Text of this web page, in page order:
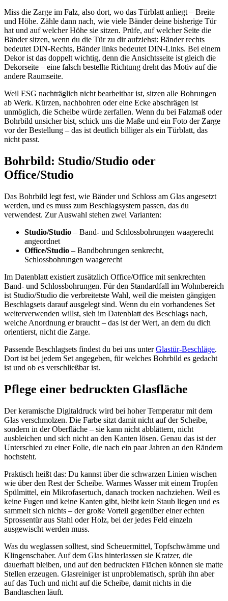
Miss die Zarge im Falz, also dort, wo das Türblatt anliegt – Breite
und Höhe. Zähle dann nach, wie viele Bänder deine bisherige Tür
hat und auf welcher Höhe sie sitzen. Prüfe, auf welcher Seite die
Bänder sitzen, wenn du die Tür zu dir aufziehst: Bänder rechts
bedeutet DIN-Rechts, Bänder links bedeutet DIN-Links. Bei einem
Dekor ist das doppelt wichtig, denn die Ansichtsseite ist gleich die
Dekorseite – eine falsch bestellte Richtung dreht das Motiv auf die
andere Raumseite.
Weil ESG nachträglich nicht bearbeitbar ist, sitzen alle Bohrungen
ab Werk. Kürzen, nachbohren oder eine Ecke abschrägen ist
unmöglich, die Scheibe würde zerfallen. Wenn du bei Falzmaß oder
Bohrbild unsicher bist, schick uns die Maße und ein Foto der Zarge
vor der Bestellung – das ist deutlich billiger als ein Türblatt, das
nicht passt.
Bohrbild: Studio/Studio oder
Office/Studio
Das Bohrbild legt fest, wie Bänder und Schloss am Glas angesetzt
werden, und es muss zum Beschlagsystem passen, das du
verwendest. Zur Auswahl stehen zwei Varianten:
Studio/Studio – Band- und Schlossbohrungen waagerecht
angeordnet
Office/Studio – Bandbohrungen senkrecht,
Schlossbohrungen waagerecht
Im Datenblatt existiert zusätzlich Office/Office mit senkrechten
Band- und Schlossbohrungen. Für den Standardfall im Wohnbereich
ist Studio/Studio die verbreitetste Wahl, weil die meisten gängigen
Beschlagsets darauf ausgelegt sind. Wenn du ein vorhandenes Set
weiterverwenden willst, sieh im Datenblatt des Beschlags nach,
welche Anordnung er braucht – das ist der Wert, an dem du dich
orientierst, nicht die Zarge.
Passende Beschlagsets findest du bei uns unterGlastür-Beschläge.
Dort ist bei jedem Set angegeben, für welches Bohrbild es gedacht
ist und ob es verschließbar ist.
Pflege einer bedruckten Glasfläche
Der keramische Digitaldruck wird bei hoher Temperatur mit dem
Glas verschmolzen. Die Farbe sitzt damit nicht auf der Scheibe,
sondern in der Oberfläche – sie kann nicht abblättern, nicht
ausbleichen und sich nicht an den Kanten lösen. Genau das ist der
Unterschied zu einer Folie, die nach ein paar Jahren an den Rändern
hochsteht.
Praktisch heißt das: Du kannst über die schwarzen Linien wischen
wie über den Rest der Scheibe. Warmes Wasser mit einem Tropfen
Spülmittel, ein Mikrofasertuch, danach trocken nachziehen. Weil es
keine Fugen und keine Kanten gibt, bleibt kein Staub liegen und es
sammelt sich nichts – der große Vorteil gegenüber einer echten
Sprossentür aus Stahl oder Holz, bei der jedes Feld einzeln
ausgewischt werden muss.
Was du weglassen solltest, sind Scheuermittel, Topfschwämme und
Klingenschaber. Auf dem Glas hinterlassen sie Kratzer, die
dauerhaft bleiben, und auf den bedruckten Flächen können sie matte
Stellen erzeugen. Glasreiniger ist unproblematisch, sprüh ihn aber
auf das Tuch und nicht auf die Scheibe, damit nichts in die
Bandtaschen läuft.